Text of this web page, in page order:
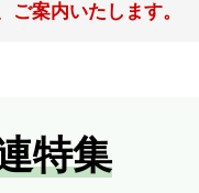
ご案内いたします。
特集